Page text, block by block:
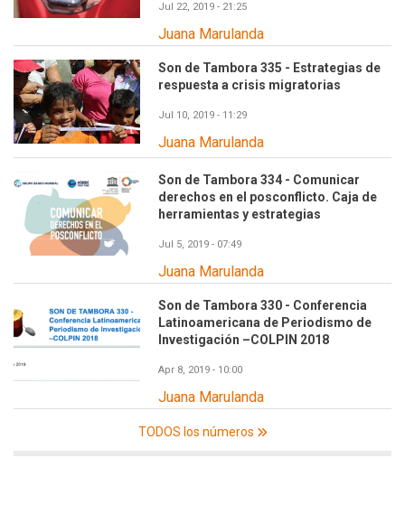
Jul 22, 2019 - 21:25
Juana Marulanda
Son de Tambora 335 - Estrategias de
respuesta a crisis migratorias
Jul 10, 2019 - 11:29
Juana Marulanda
Son de Tambora 334 - Comunicar
derechos en el posconflicto. Caja de
herramientas y estrategias
Jul 5, 2019 - 07:49
Juana Marulanda
Son de Tambora 330 - Conferencia
Latinoamericana de Periodismo de
Investigación –COLPIN 2018
Apr 8, 2019 - 10:00
Juana Marulanda
TODOS los números